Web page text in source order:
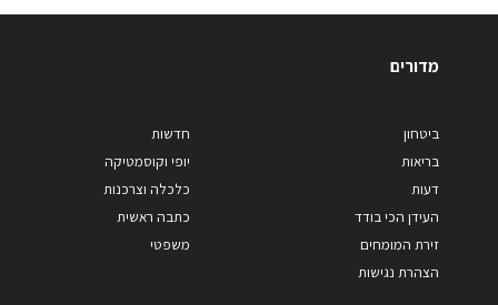
מדורים
ביטחון
בריאות
דעות
העידן הכי בודד
זירת המומחים
הצהרת נגישות
חדשות
יופי וקוסמטיקה
כלכלה וצרכנות
כתבה ראשית
משפטי